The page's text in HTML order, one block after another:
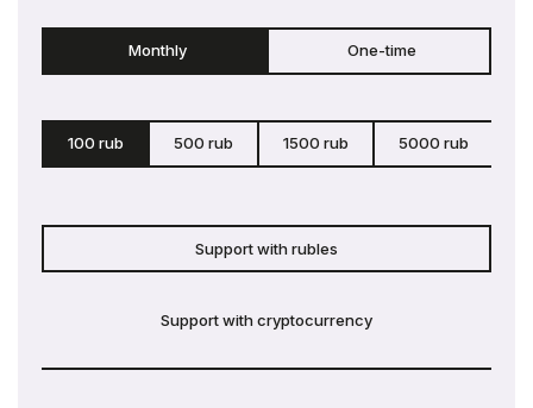
Monthly One-time
100 rub 500 rub 1500 rub 5000 rub
Support with rubles
Support with cryptocurrency